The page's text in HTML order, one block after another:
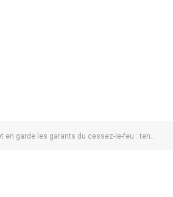
les garants du cessez-le-feu : tenez le régime sioniste pour responsable de ses crimes à Gaza